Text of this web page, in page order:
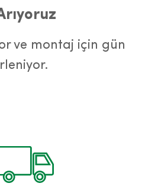
ve montaj için gün